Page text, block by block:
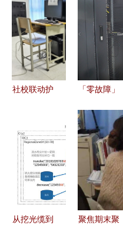
据处理服务
统运维服务
协同策略
社校联动护
停学——辽
宁城建学院
信息系统运
维纪实
「零故障」
化赋能 解
析兴仁供电
局双向保障
模式
从挖光缆到
聚焦期末聚